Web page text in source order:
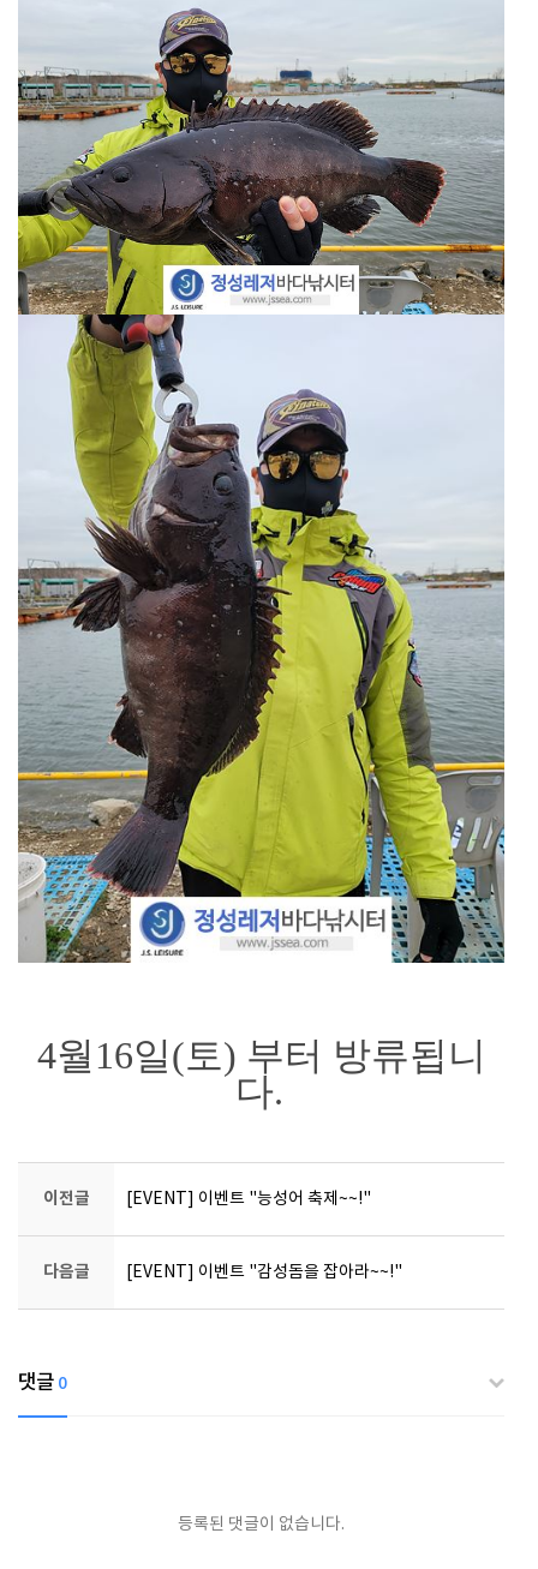
4월16일(토) 부터 방류됩니
다.
이전글 [EVENT] 이벤트 "능성어 축제~~!"
다음글 [EVENT] 이벤트 "감성돔을 잡아라~~!"
댓글 0
등록된 댓글이 없습니다.